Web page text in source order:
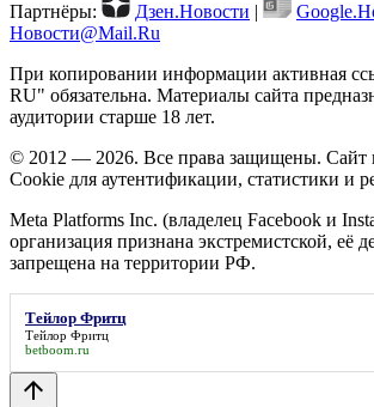
Партнёры: Дзен.Новости |
Новости@Mail.Ru
При копировании информации активная
RU" обязательна. Материалы сайта
аудитории старше 18 лет.
© 2012 — 2026. Все права защищены. Сайт
Cookie для аутентификации, статистики и
Meta Platforms Inc. (владелец Facebook и
организация признана экстремистской, её
запрещена на территории РФ.
Тейлор Фритц
Тейлор Фритц
betboom.ru
arrow_upward